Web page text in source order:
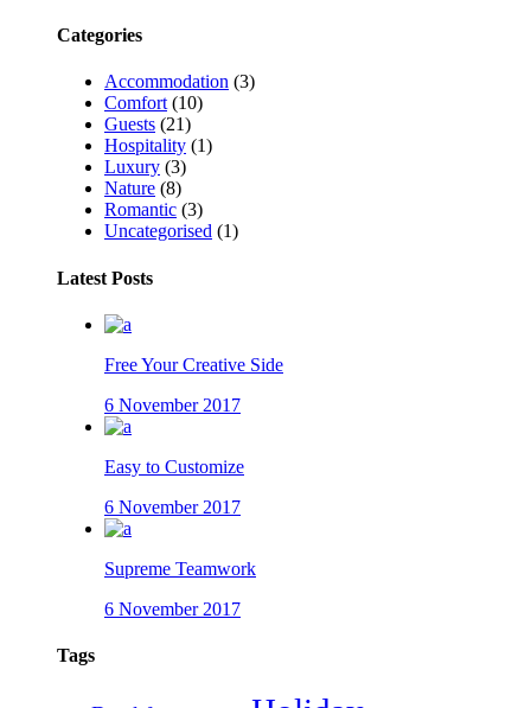
Categories
Accommodation (3)
Comfort (10)
Guests (21)
Hospitality (1)
Luxury (3)
Nature (8)
Romantic (3)
Uncategorised (1)
Latest Posts
Free Your Creative Side
6 November 2017
Easy to Customize
6 November 2017
Supreme Teamwork
6 November 2017
Tags